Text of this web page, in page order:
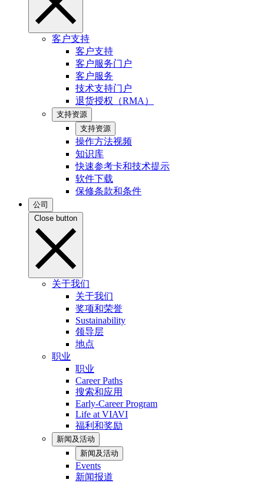
客户支持
客户支持
客户服务门户
客户服务
技术支持门户
退货授权（RMA）
支持资源
支持资源
操作方法视频
知识库
快速参考卡和技术提示
软件下载
保修条款和条件
公司
Close button
关于我们
关于我们
奖项和荣誉
Sustainability
领导层
地点
职业
职业
Career Paths
搜索和应用
Early-Career Program
Life at VIAVI
福利和奖励
新闻及活动
新闻及活动
Events
新闻报道